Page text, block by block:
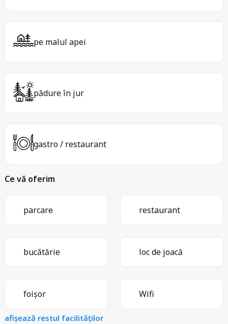
pe malul apei
pădure în jur
gastro / restaurant
Ce vă oferim
parcare restaurant
bucătărie loc de joacă
foișor Wifi
afișează restul facilităților